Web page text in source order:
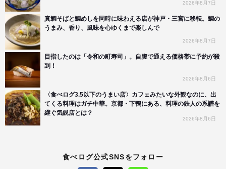
2026年8月7日
真鯛そばと鯛めしを同時に味わえる店が神戸・三宮に移転。鯛の
うまみ、香り、風味を心ゆくまで楽しんで
2026年8月7日
目指したのは「令和の町寿司」。自腹で通える価格帯に予約が殺
到！
2026年8月6日
〈食べログ3.5以下のうまい店〉カフェみたいな外観なのに、出
てくる料理はガチ中華。京都・下鴨にある、料理の鉄人の系譜を
継ぐ気鋭店とは？
2026年8月6日
食べログ公式SNSをフォロー